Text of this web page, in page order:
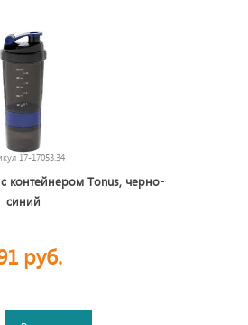
17-17053.34
контейнером Tonus, черно-
синий
руб.